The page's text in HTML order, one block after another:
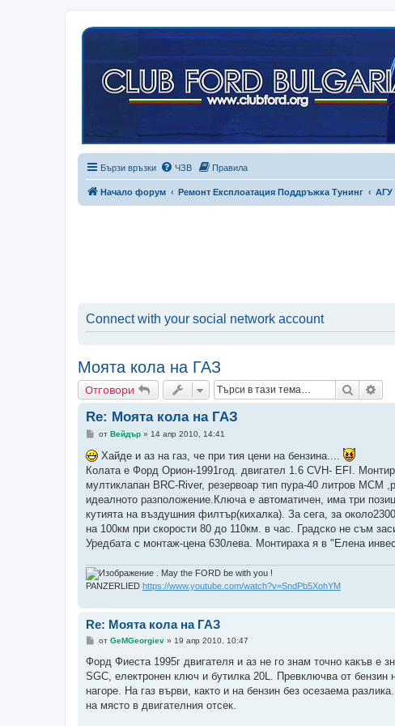
Бързи връзки ЧЗВ Правила
Начало форум Ремонт Експлоатация Поддръжка Тунинг АГУ
Connect with your social network account
Моята кола на ГАЗ
Отговори Търсене
Re: Моята кола на ГАЗ
М
е
н
и
е
от Вейдър» 14 апр 2010, 14:41
Хайде и аз на газ, че при тия цени на бензина....
Колата е Форд Орион-1991год. двигател 1.6 CVH- EFI.
мултиклапан BRC-River, резервоар тип пура-40 литров
идеалното разположение.Ключа е автоматичен, има три
кутията на въздушния филтър(кихалка). За сега, за
на 100км при скорости 80 до 110км. в час. Градско не съм
Уредбата с монтаж-цена 630лева. Монтираха я в "Елена
. May the FORD be with you !
PANZERLIED https://www.youtube.com/watch?v=SndPb5XohYM
Re: Моята кола на ГАЗ
М
е
н
и
е
от GeMGeorgiev» 19 апр 2010, 10:47
Форд Фиеста 1995г двигателя и аз не го знам точно какъв
SGC, електронен ключ и бутилка 20L. Превключва от бензин
нагоре. На газ върви, както и на бензин без осезаема
на място в двигателния отсек.